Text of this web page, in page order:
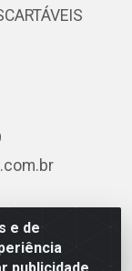
e de
BR-
Jaboatão dos